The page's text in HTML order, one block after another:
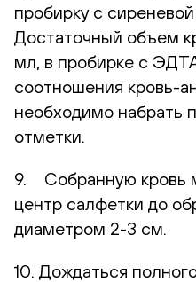
пробирку с
Достаточный объем
мл, в пробирке с
соотношения кровь-
необходимо набрать
отметки.
9. Собранную кровь
центр салфетки до
диаметром 2-3 см.
10. Дождаться